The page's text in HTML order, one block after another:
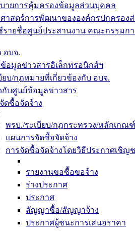
ายการคุ้มครองข้อมูลส่วนบุคคล
าสตร์การพัฒนาขององค์กรปกครอง
ายชื่อศูนย์ประสานงาน คณะกรรมก
อบจ.
อมูลข่าวสารอิเล็กทรอนิกส์ฯ
ยบ/กฎหมายที่เกี่ยวข้องกับ อบจ.
กับศูนย์ข้อมูลข่าวสาร
ดซื้อจัดจ้าง
พรบ./ระเบียบ/กฎกระทรวง/หลักเกณ
แผนการจัดซื้อจัดจ้าง
การจัดซื้อจัดจ้างโดยวิธีประกาศเชิญ
รายงานขอซื้อขอจ้าง
ร่างประกาศ
ประกาศ
สัญญาซื้อ/สัญญาจ้าง
ประกาศผู้ชนะการเสนอราคา